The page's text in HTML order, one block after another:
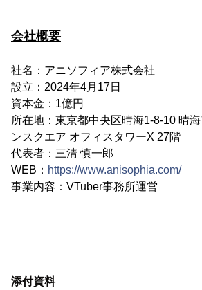
会社概要
社名：アニソフィア株式会社
設立：2024年4月17日
資本金：1億円
所在地：東京都中央区晴海1-8-10 晴
ンスクエア オフィスタワーX 27階
代表者：三清 慎一郎
WEB： https://www.anisophia.com/
事業内容：VTuber事務所運営
添付資料